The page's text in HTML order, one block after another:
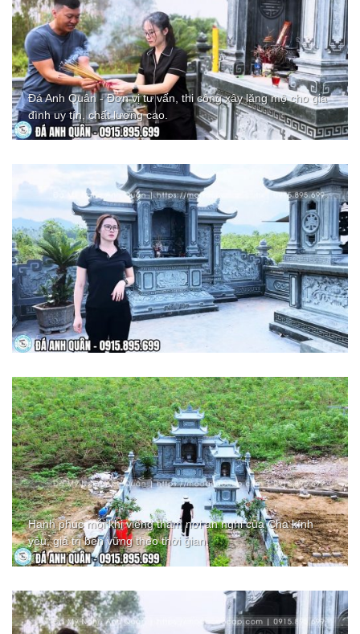
Đá Anh Quân - Đơn vị tư vấn, thi công xây lăng mộ cho gia
đình uy tín, chất lượng cao.
Hạnh phúc mỗi khi viếng thăm nơi an nghỉ của Cha kính
yêu, giá trị bền vững theo thời gian.